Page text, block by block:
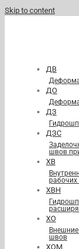
Skip to content
ДВ
ДО
ДЗ
ДЗС
швов
ХВ
ХВН
ХО
швов
ХОМ